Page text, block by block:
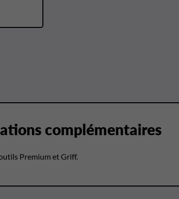
complémentaires
Premium et Griff.